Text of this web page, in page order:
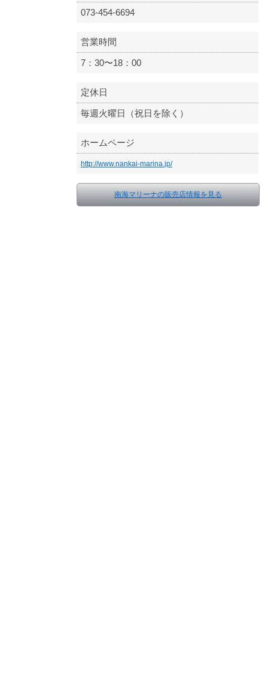
073-454-6694
営業時間
7：30〜18：00
定休日
毎週火曜日（祝日を除く）
ホームページ
http://www.nankai-marina.jp/
南海マリーナの販売店情報を見る